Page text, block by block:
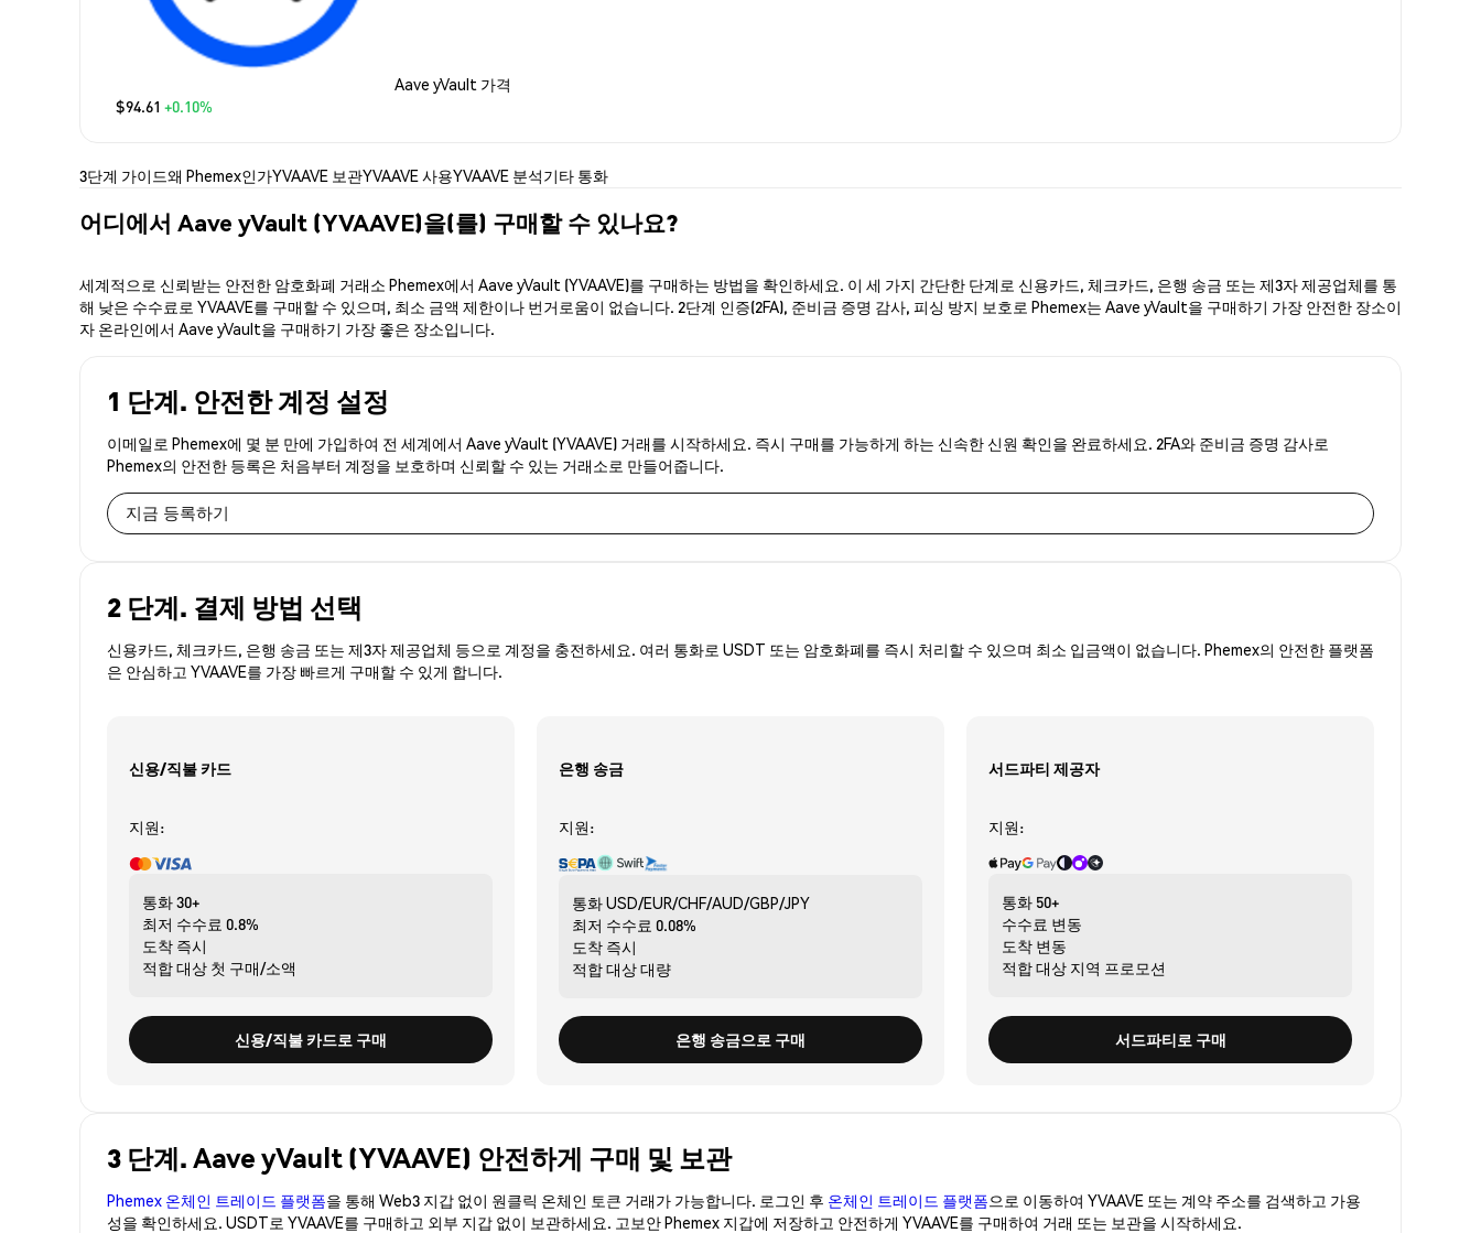
Aave yVault 가격
$94.61 +0.10%
3단계 가이드왜 Phemex인가YVAAVE 보관YVAAVE 사용YVAAVE 분석기타 통화
어디에서 Aave yVault (YVAAVE)을(를) 구매할 수 있나요?
세계적으로 신뢰받는 안전한 암호화폐 거래소 Phemex에서 Aave yVault (YVAAVE)를 구매하는 방법을 확인하세요. 이 세 가지 간단한 단계로 신용카드, 체크카드, 은행 송금 또는 제3자 제공업체를 통
해 낮은 수수료로 YVAAVE를 구매할 수 있으며, 최소 금액 제한이나 번거로움이 없습니다. 2단계 인증(2FA), 준비금 증명 감사, 피싱 방지 보호로 Phemex는 Aave yVault을 구매하기 가장 안전한 장소이
자 온라인에서 Aave yVault을 구매하기 가장 좋은 장소입니다.
1 단계. 안전한 계정 설정
이메일로 Phemex에 몇 분 만에 가입하여 전 세계에서 Aave yVault (YVAAVE) 거래를 시작하세요. 즉시 구매를 가능하게 하는 신속한 신원 확인을 완료하세요. 2FA와 준비금 증명 감사로
Phemex의 안전한 등록은 처음부터 계정을 보호하며 신뢰할 수 있는 거래소로 만들어줍니다.
지금 등록하기
2 단계. 결제 방법 선택
신용카드, 체크카드, 은행 송금 또는 제3자 제공업체 등으로 계정을 충전하세요. 여러 통화로 USDT 또는 암호화폐를 즉시 처리할 수 있으며 최소 입금액이 없습니다. Phemex의 안전한 플랫폼
은 안심하고 YVAAVE를 가장 빠르게 구매할 수 있게 합니다.
신용/직불 카드
지원:
통화30+
최저 수수료 0.8%
도착 즉시
적합 대상 첫 구매/소액
신용/직불 카드로 구매
은행 송금
지원:
통화USD/EUR/CHF/AUD/GBP/JPY
최저 수수료 0.08%
도착 즉시
적합 대상대량
은행 송금으로 구매
서드파티 제공자
지원:
통화 50+
수수료 변동
도착 변동
적합 대상 지역 프로모션
서드파티로 구매
3 단계. Aave yVault (YVAAVE) 안전하게 구매 및 보관
Phemex 온체인 트레이드 플랫폼을 통해 Web3 지갑 없이 원클릭 온체인 토큰 거래가 가능합니다. 로그인 후 온체인 트레이드 플랫폼으로 이동하여 YVAAVE 또는 계약 주소를 검색하고 가용
성을 확인하세요. USDT로 YVAAVE를 구매하고 외부 지갑 없이 보관하세요. 고보안 Phemex 지갑에 저장하고 안전하게 YVAAVE를 구매하여 거래 또는 보관을 시작하세요.